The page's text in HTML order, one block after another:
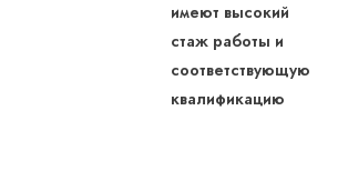
имеют высокий
стаж работы и
соответствующую
квалификацию